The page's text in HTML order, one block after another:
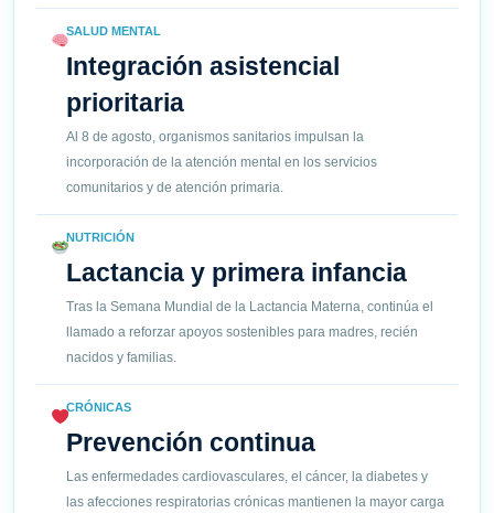
SALUD MENTAL
Integración asistencial
prioritaria
Al 8 de agosto, organismos sanitarios impulsan la
incorporación de la atención mental en los servicios
comunitarios y de atención primaria.
NUTRICIÓN
Lactancia y primera infancia
Tras la Semana Mundial de la Lactancia Materna, continúa el
llamado a reforzar apoyos sostenibles para madres, recién
nacidos y familias.
CRÓNICAS
Prevención continua
Las enfermedades cardiovasculares, el cáncer, la diabetes y
las afecciones respiratorias crónicas mantienen la mayor carga